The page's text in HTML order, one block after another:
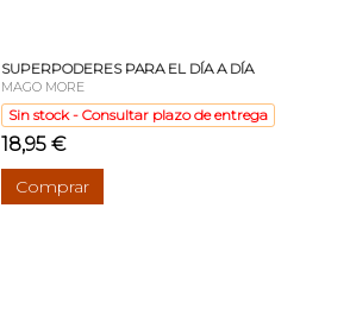
SUPERPODERES PARA EL DÍA A DÍA
MAGO MORE
Sin stock - Consultar plazo de entrega
18,95 €
Comprar